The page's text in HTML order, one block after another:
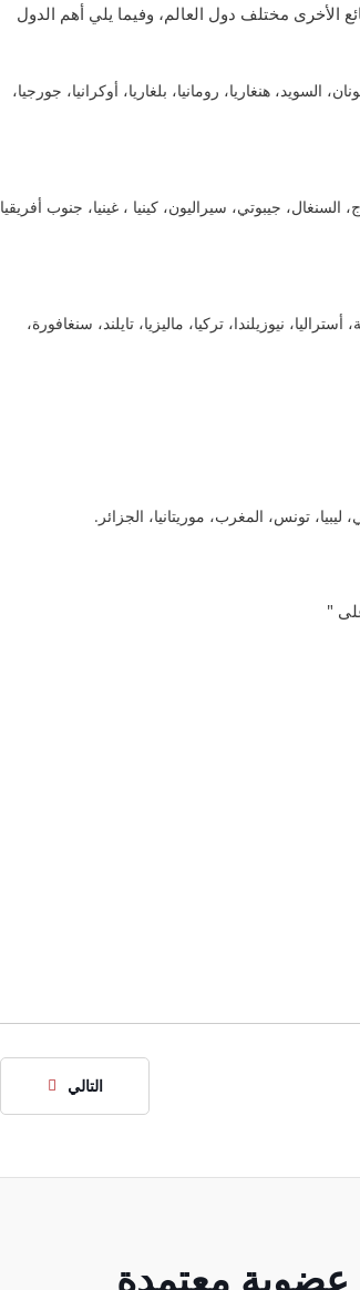
مختلف دول العالم، وفيما يلي أهم الدول
السويد، هنغاريا، رومانيا، بلغاريا، أوكرانيا، جورجيا،
السنغال، جيبوتي، سيراليون، كينيا ، غينيا، جنوب أفريقيا
نيوزيلندا، تركيا، ماليزيا، تايلند، سنغافورة،
تونس، المغرب، موريتانيا، الجزائر.
"
التالي
عضوية معتمدة